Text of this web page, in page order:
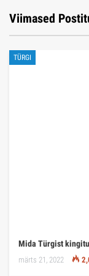
Viimased
TÜRGI
Mida Türgist
märts 21, 2022